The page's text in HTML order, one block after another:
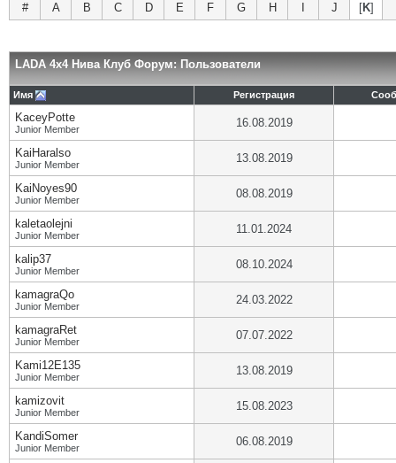
# A B C D E F G H J [K]
LADA 4x4 Нива Клуб Форум: Пользователи
Имя Регистрация
KaceyPotte
Junior Member 16.08.2019
KaiHaralso
Junior Member 13.08.2019
KaiNoyes90
Junior Member 08.08.2019
kaletaolejni
Junior Member 11.01.2024
kalip37
Junior Member 08.10.2024
kamagraQo
Junior Member 24.03.2022
kamagraRet
Junior Member 07.07.2022
Kami12E135
Junior Member 13.08.2019
kamizovit
Junior Member 15.08.2023
KandiSomer
Junior Member 06.08.2019